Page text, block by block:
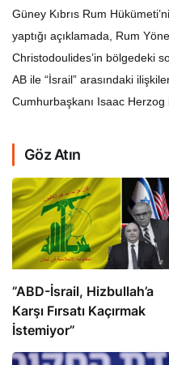
Güney Kıbrıs Rum
yaptığı açıklamada, Rum
Christodoulides’in bölgedeki
AB ile “İsrail” arasındaki
Cumhurbaşkanı Isaac
Göz Atın
​​​​​​​”ABD-İsrail, Hizbullah’a
Karşı Fırsatı Kaçırmak
İstemiyor”